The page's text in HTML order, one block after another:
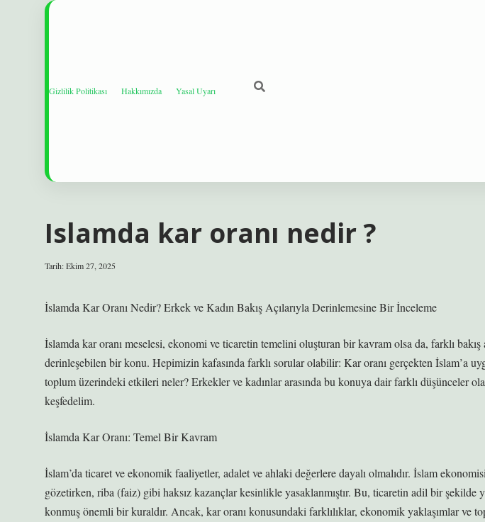
Gizlilik Politikası Hakkımızda Yasal Uyarı
Islamda kar oranı nedir ?
Tarih: Ekim 27, 2025
İslamda Kar Oranı Nedir? Erkek ve Kadın Bakış Açılarıyla Derinlemesine Bir İnceleme
İslamda kar oranı meselesi, ekonomi ve ticaretin temelini oluşturan bir kavram olsa da, farklı bakış
derinleşebilen bir konu. Hepimizin kafasında farklı sorular olabilir: Kar oranı gerçekten İslam’a
toplum üzerindeki etkileri neler? Erkekler ve kadınlar arasında bu konuya dair farklı düşünceler
keşfedelim.
İslamda Kar Oranı: Temel Bir Kavram
İslam’da ticaret ve ekonomik faaliyetler, adalet ve ahlaki değerlere dayalı olmalıdır. İslam
gözetirken, riba (faiz) gibi haksız kazançlar kesinlikle yasaklanmıştır. Bu, ticaretin adil bir şekilde
konmuş önemli bir kuraldır. Ancak, kar oranı konusundaki farklılıklar, ekonomik yaklaşımlar ve